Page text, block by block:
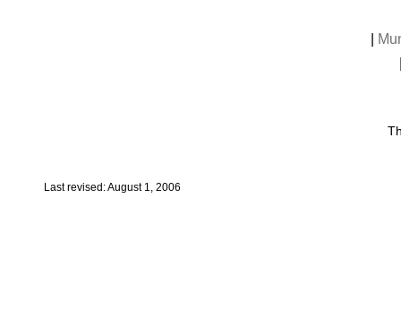
Last revised: August 1, 2006